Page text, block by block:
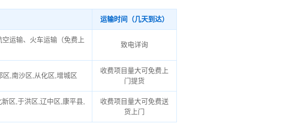
运输时间（几天到达）
运输、火车运输（免费上
致电详询
,南沙区,从化区,增城区
收费项目量大可免费上
门提货
区,于洪区,辽中区,康平县,
收费项目量大可免费送
货上门